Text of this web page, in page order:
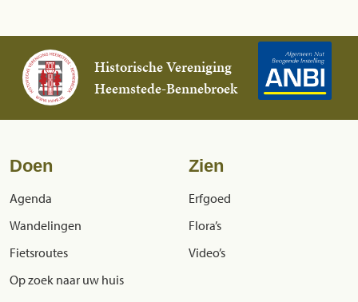
Historische Vereniging
Heemstede-Bennebroek
Doen
Agenda
Wandelingen
Fietsroutes
Op zoek naar uw huis
Zien
Erfgoed
Flora’s
Video’s